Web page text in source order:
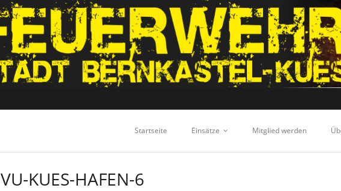
Startseite Einsätze Mitglied werden
VU-KUES-HAFEN-6